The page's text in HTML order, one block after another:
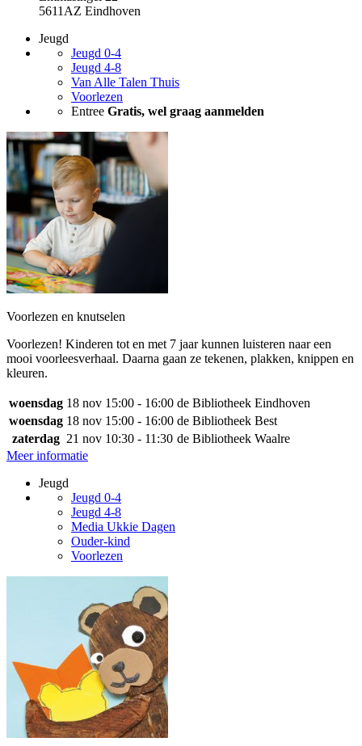
5611AZ Eindhoven
Jeugd
Jeugd 0-4
Jeugd 4-8
Van Alle Talen Thuis
Voorlezen
Entree Gratis, wel graag aanmelden
Voorlezen en knutselen
Voorlezen! Kinderen tot en met 7 jaar kunnen luisteren naar een
mooi voorleesverhaal. Daarna gaan ze tekenen, plakken, knippen en
kleuren.
woensdag 18 nov 15:00 - 16:00 de Bibliotheek Eindhoven
woensdag 18 nov 15:00 - 16:00 de Bibliotheek Best
zaterdag 21 nov 10:30 - 11:30 de Bibliotheek Waalre
Meer informatie
Jeugd
Jeugd 0-4
Jeugd 4-8
Media Ukkie Dagen
Ouder-kind
Voorlezen